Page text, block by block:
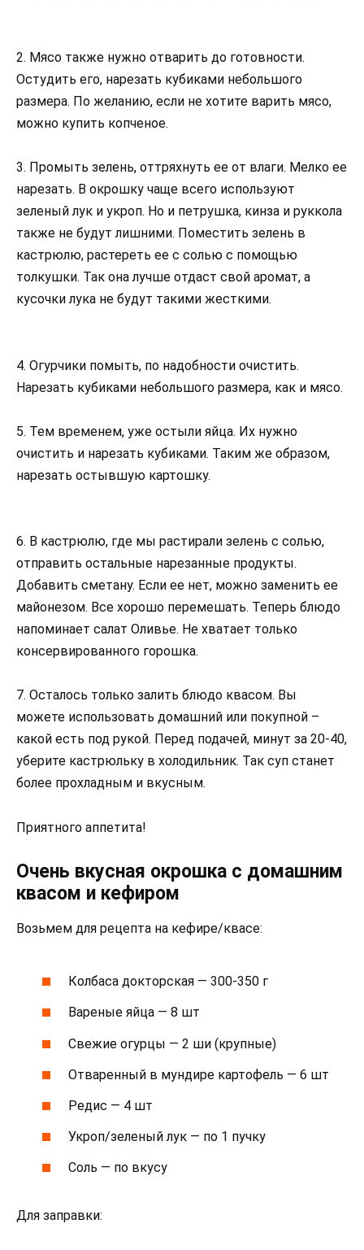
2. Мясо также нужно отварить до готовности.
Остудить его, нарезать кубиками небольшого
размера. По желанию, если не хотите варить мясо,
можно купить копченое.
3. Промыть зелень, оттряхнуть ее от влаги. Мелко ее
нарезать. В окрошку чаще всего используют
зеленый лук и укроп. Но и петрушка, кинза и руккола
также не будут лишними. Поместить зелень в
кастрюлю, растереть ее с солью с помощью
толкушки. Так она лучше отдаст свой аромат, а
кусочки лука не будут такими жесткими.
4. Огурчики помыть, по надобности очистить.
Нарезать кубиками небольшого размера, как и мясо.
5. Тем временем, уже остыли яйца. Их нужно
очистить и нарезать кубиками. Таким же образом,
нарезать остывшую картошку.
6. В кастрюлю, где мы растирали зелень с солью,
отправить остальные нарезанные продукты.
Добавить сметану. Если ее нет, можно заменить ее
майонезом. Все хорошо перемешать. Теперь блюдо
напоминает салат Оливье. Не хватает только
консервированного горошка.
7. Осталось только залить блюдо квасом. Вы
можете использовать домашний или покупной –
какой есть под рукой. Перед подачей, минут за 20-40,
уберите кастрюльку в холодильник. Так суп станет
более прохладным и вкусным.
Приятного аппетита!
Очень вкусная окрошка с домашним
квасом и кефиром
Возьмем для рецепта на кефире/квасе:
Колбаса докторская — 300-350 г
Вареные яйца — 8 шт
Свежие огурцы — 2 ши (крупные)
Отваренный в мундире картофель — 6 шт
Редис — 4 шт
Укроп/зеленый лук — по 1 пучку
Соль — по вкусу
Для заправки: